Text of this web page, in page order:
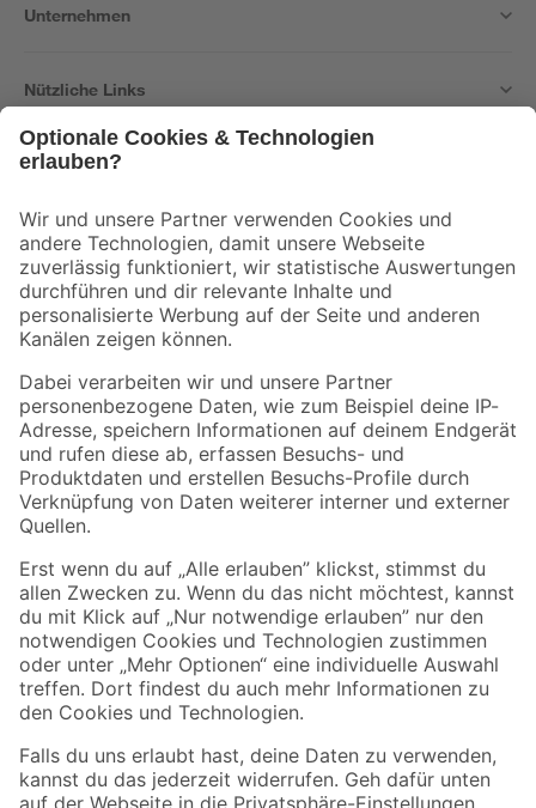
Unternehmen
Nützliche Links
Der toom Newsletter: Keine Angebote und Aktionen mehr verpassen!
Zur Newsletter Anmeldung
Folge uns
Zahlungsarten Versandarten
Sicher einkaufen
Jetzt die toom-App herunterladen
Alle Preisangaben in EUR inkl. gesetzl. MwSt.. Die dargestellten Angebote sind unter
Umständen nicht in allen Märkten verfügbar. Die angegebenen Verfügbarkeiten beziehen